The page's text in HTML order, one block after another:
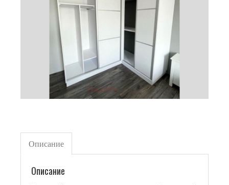
Описание
Описание